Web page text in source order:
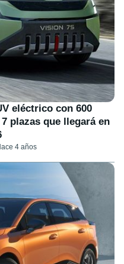
eléctrico con 600
plazas que llegará en
4 años